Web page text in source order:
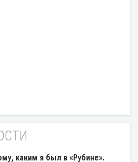
каким я был в «Рубине».